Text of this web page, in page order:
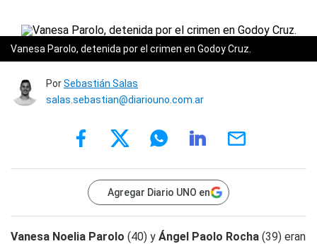
Vanesa Parolo, detenida por el crimen en Godoy Cruz.
PorSebastián Salas
salas.sebastian@diariouno.com.ar
Agregar Diario UNO en
Vanesa Noelia Parolo (40) y Ángel Paolo Rocha (39) eran